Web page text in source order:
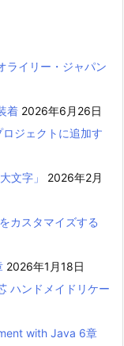
ライリー・ジャパン
着 2026年6月26日
ジェクトに追加す
文字」
2026年2月
カスタマイズする
2026年1月18日
ハンドメイドリケー
with Java 6章